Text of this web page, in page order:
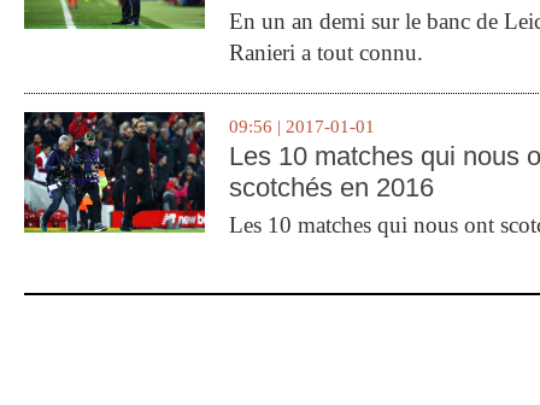
En un an demi sur le banc de
Ranieri a tout connu.
09:56 | 2017-01-01
Les 10 matches qui nous
scotchés en 2016
Les 10 matches qui nous ont